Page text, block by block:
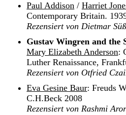
Paul Addison / Harriet
Contemporary Britain.
Rezensiert von Dietmar Süß
Gustav Wingren and the
Mary Elizabeth Anderson:
Luther Renaissance,
Rezensiert von Otfried
Eva Gesine Baur: Freuds
C.H.Beck 2008
Rezensiert von Rashmi